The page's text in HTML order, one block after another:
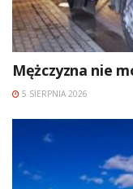
Mężczyzna nie
5 SIERPNIA 2026